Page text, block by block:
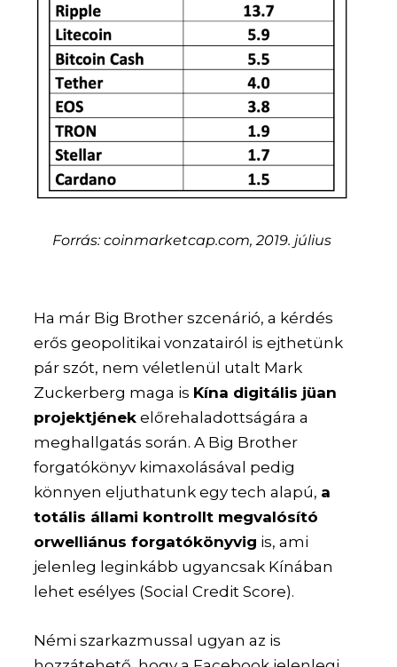
Forrás: coinmarketcap.com, 2019. július
Ha már Big Brother szcenárió, a kérdés
erős geopolitikai vonzatairól is ejthetünk
pár szót, nem véletlenül utalt Mark
Zuckerberg maga is Kína digitális jüan
projektjének előrehaladottságára a
meghallgatás során. A Big Brother
forgatókönyv kimaxolásával pedig
könnyen eljuthatunk egy tech alapú, a
totális állami kontrollt megvalósító
orwelliánus forgatókönyvig is, ami
jelenleg leginkább ugyancsak Kínában
lehet esélyes (Social Credit Score).
Némi szarkazmussal ugyan az is